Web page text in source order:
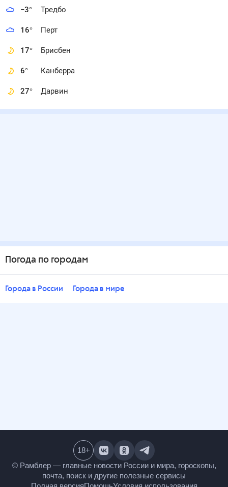
−3° Тредбо
16° Перт
17° Брисбен
6° Канберра
27° Дарвин
Погода по городам
Города в России Города в мире
© Рамблер — главные новости России и мира,
гороскопы, почта, поиск и другие полезные сервисы
18+